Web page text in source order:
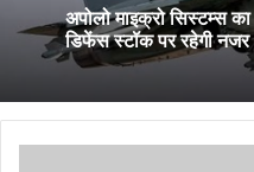
अपोलो माइक्रो सिस्टम्स
डिफेंस स्टॉक पर रहेगी नजर